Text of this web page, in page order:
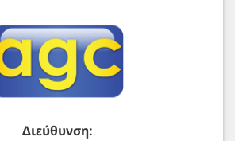
Διεύθυνση: